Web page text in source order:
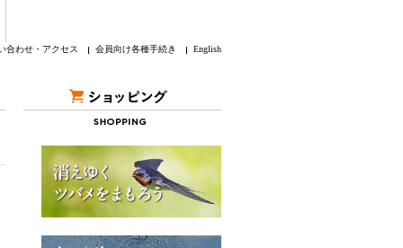
合わせ・アクセス 会員向け各種手続き English